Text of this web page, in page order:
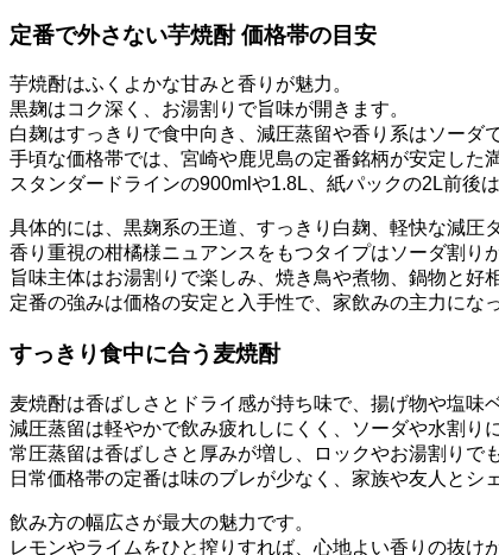
定番で外さない芋焼酎 価格帯の目安
芋焼酎はふくよかな甘みと香りが魅力。
黒麹はコク深く、お湯割りで旨味が開きます。
白麹はすっきりで食中向き、減圧蒸留や香り系はソーダ
手頃な価格帯では、宮崎や鹿児島の定番銘柄が安定した
スタンダードラインの900mlや1.8L、紙パックの2L前後
具体的には、黒麹系の王道、すっきり白麹、軽快な減圧
香り重視の柑橘様ニュアンスをもつタイプはソーダ割り
旨味主体はお湯割りで楽しみ、焼き鳥や煮物、鍋物と好
定番の強みは価格の安定と入手性で、家飲みの主力にな
すっきり食中に合う麦焼酎
麦焼酎は香ばしさとドライ感が持ち味で、揚げ物や塩味
減圧蒸留は軽やかで飲み疲れしにくく、ソーダや水割りに
常圧蒸留は香ばしさと厚みが増し、ロックやお湯割りで
日常価格帯の定番は味のブレが少なく、家族や友人とシ
飲み方の幅広さが最大の魅力です。
レモンやライムをひと搾りすれば、心地よい香りの抜け